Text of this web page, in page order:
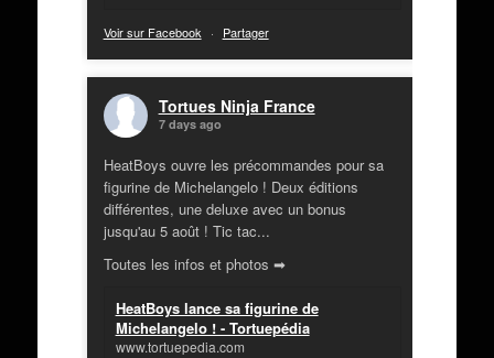
Voir sur Facebook · Partager
Tortues Ninja France
7 days ago
HeatBoys ouvre les précommandes pour sa
figurine de Michelangelo ! Deux éditions
différentes, une deluxe avec un bonus
jusqu'au 5 août ! Tic tac...
Toutes les infos et photos ➡
HeatBoys lance sa figurine de
Michelangelo ! - Tortuepédia
www.tortuepedia.com